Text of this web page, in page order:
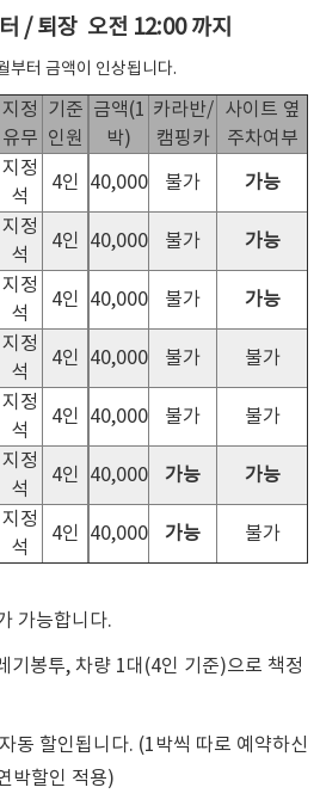
/ 퇴장 오전 12:00 까지
부터 금액이 인상됩니다.
지정
유무
기준
인원
금액(1
박)
카라반/
캠핑카
사이트 옆
주차여부
지정
석
4인 40,000 불가 가능
지정
석
4인 40,000 불가 가능
지정
석
4인 40,000 불가 가능
지정
석
4인 40,000 불가 불가
지정
석
4인 40,000 불가 불가
지정
석
4인 40,000 가능 가능
지정
석
4인 40,000 가능 불가
가능합니다.
기봉투, 차량 1대(4인 기준)으로 책정
동 할인됩니다. (1박씩 따로 예약하신
박할인 적용)